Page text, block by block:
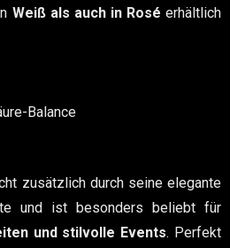
Weiß als auch in Rosé erhältlich
Balance
zusätzlich durch seine elegante
und ist besonders beliebt für
und stilvolle Events. Perfekt